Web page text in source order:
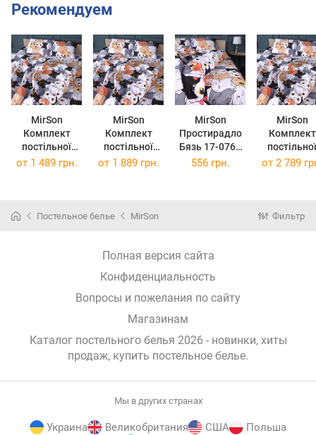
Рекомендуем
MirSon
Комплект
постільної
білизни
0769 Funny Cat
MirSon
Комплект
постільної
білизни King
MirSon
Простирадло
Бязь 17-0769
Funny Cat
MirSon
Комплект
постільної
білизни
Funny Cat
от 1 489 грн. от 1 889 грн. 556 грн. от 2 789
Постельное белье MirSon Фильтр
Полная версия сайта
Конфиденциальность
Вопросы и пожелания по сайту
Магазинам
Каталог постельного белья 2026 - новинки, хиты
продаж, купить постельное белье.
Мы в других странах
Украина Великобритания США Польша